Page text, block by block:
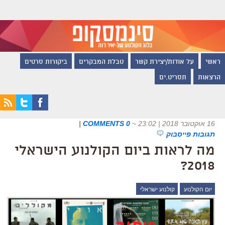
ראשי על אודות/יצירת קשר טבלת המבקרים ביקורות סרטים
הרצאות תסריט.ים
16 אוקטובר 2018 | 23:02 ~
0 COMMENTS
|
תגובות פייסבוק
מה לראות ביום הקולנוע הישראלי
2018?
יום הקולנוע קולנוע ישראלי